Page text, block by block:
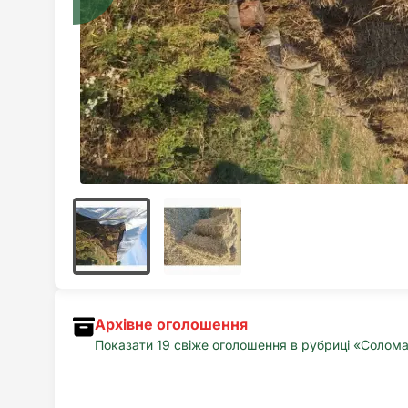
Архівне оголошення
Показати 19 свіже оголошення в рубриці